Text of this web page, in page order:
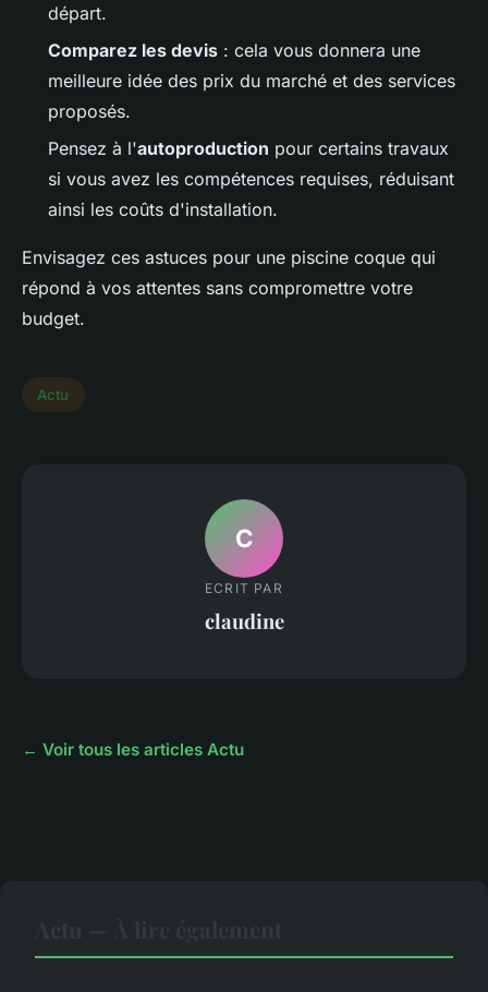
départ.
Comparez les devis : cela vous donnera une
meilleure idée des prix du marché et des services
proposés.
Pensez à l'autoproduction pour certains travaux
si vous avez les compétences requises, réduisant
ainsi les coûts d'installation.
Envisagez ces astuces pour une piscine coque qui
répond à vos attentes sans compromettre votre
budget.
Actu
C
ECRIT PAR
claudine
← Voir tous les articles Actu